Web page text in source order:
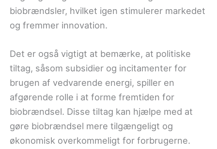
biobrændsler, hvilket igen stimulerer markedet
og fremmer innovation.
Det er også vigtigt at bemærke, at politiske
tiltag, såsom subsidier og incitamenter for
brugen af vedvarende energi, spiller en
afgørende rolle i at forme fremtiden for
biobrændsel. Disse tiltag kan hjælpe med at
gøre biobrændsel mere tilgængeligt og
økonomisk overkommeligt for forbrugerne.